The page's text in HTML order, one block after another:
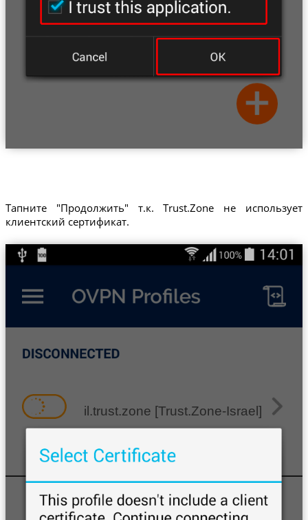
Тапните "Продолжить" т.к. Trust.Zone не использует
клиентский сертификат.
il.trust.zone [Trust.Zone-Israel]